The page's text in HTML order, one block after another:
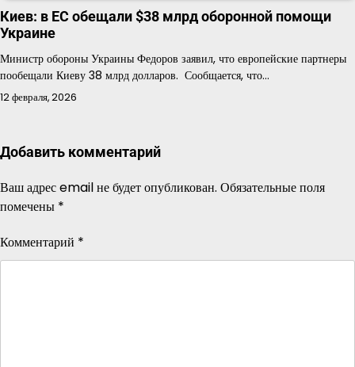
Киев: в ЕС обещали $38 млрд оборонной помощи
Украине
Министр обороны Украины Федоров заявил, что европейские партнеры
пообещали Киеву 38 млрд долларов. Сообщается, что…
12 февраля, 2026
Добавить комментарий
Ваш адрес email не будет опубликован. Обязательные поля
помечены *
Комментарий *